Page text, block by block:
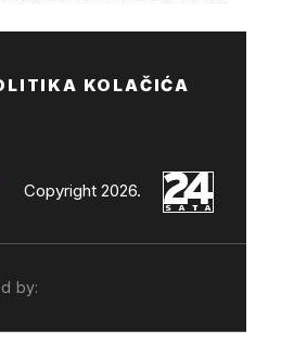
KOLAČIĆA
Copyright 2026.
by: